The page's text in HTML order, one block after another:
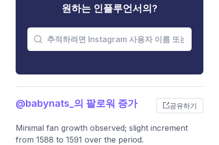
원하는 인플루언서의?
@babynats_의 팔로워 증가 공유하기
Minimal fan growth observed; slight increment
from 1588 to 1591 over the period.